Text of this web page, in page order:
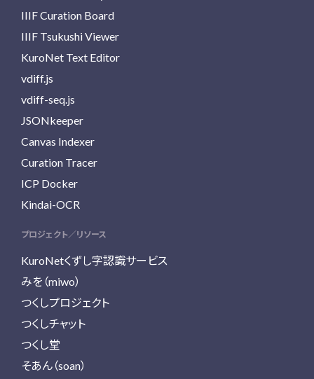
IIIF Curation Board
IIIF Tsukushi Viewer
KuroNet Text Editor
vdiff.js
vdiff-seq.js
JSONkeeper
Canvas Indexer
Curation Tracer
ICP Docker
Kindai-OCR
プロジェクト／リソース
KuroNetくずし字認識サービス
みを（miwo）
つくしプロジェクト
つくしチャット
つくし堂
そあん（soan）